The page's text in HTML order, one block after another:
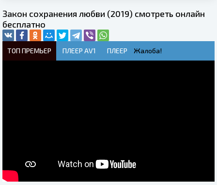
Закон сохранения любви (2019) смотреть онлайн
бесплатно
ТОП ПРЕМЬЕР ПЛЕЕР AV1 ПЛЕЕР Жалоба!